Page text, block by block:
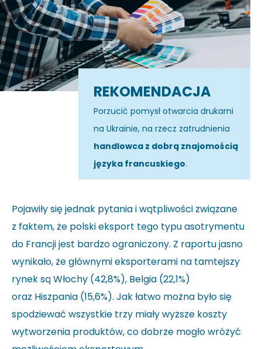
REKOMENDACJA
Porzucić pomysł otwarcia drukarni
na Ukrainie, na rzecz zatrudnienia
handlowca z dobrą znajomością
języka francuskiego.
Pojawiły się jednak pytania i wątpliwości związane
z faktem, że polski eksport tego typu asotrymentu
do Francji jest bardzo ograniczony. Z raportu jasno
wynikało, że głównymi eksporterami na tamtejszy
rynek są Włochy (42,8%), Belgia (22,1%)
oraz Hiszpania (15,6%). Jak łatwo można było się
spodziewać wszystkie trzy miały wyższe koszty
wytworzenia produktów, co dobrze mogło wróżyć